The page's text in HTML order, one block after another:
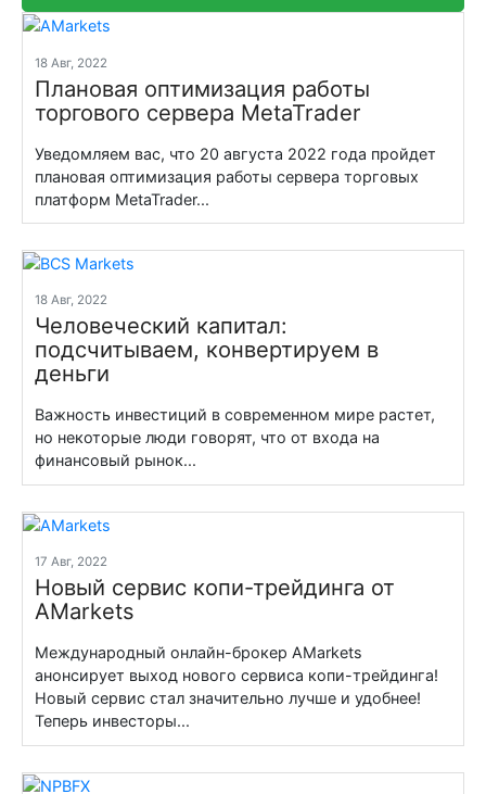
18 Авг, 2022
Плановая оптимизация работы
торгового сервера MetaTrader
Уведомляем вас, что 20 августа 2022 года пройдет
плановая оптимизация работы сервера торговых
платформ MetaTrader...
18 Авг, 2022
Человеческий капитал:
подсчитываем, конвертируем в
деньги
Важность инвестиций в современном мире растет,
но некоторые люди говорят, что от входа на
финансовый рынок...
17 Авг, 2022
Новый сервис копи-трейдинга от
AMarkets
Международный онлайн-брокер AMarkets
анонсирует выход нового сервиса копи-трейдинга!
Новый сервис стал значительно лучше и удобнее!
Теперь инвесторы...